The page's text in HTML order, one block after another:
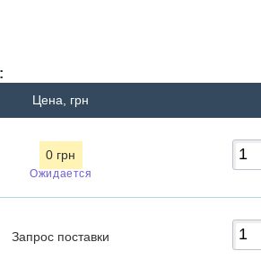
Цена, грн
0 грн
Ожидается
Запрос поставки